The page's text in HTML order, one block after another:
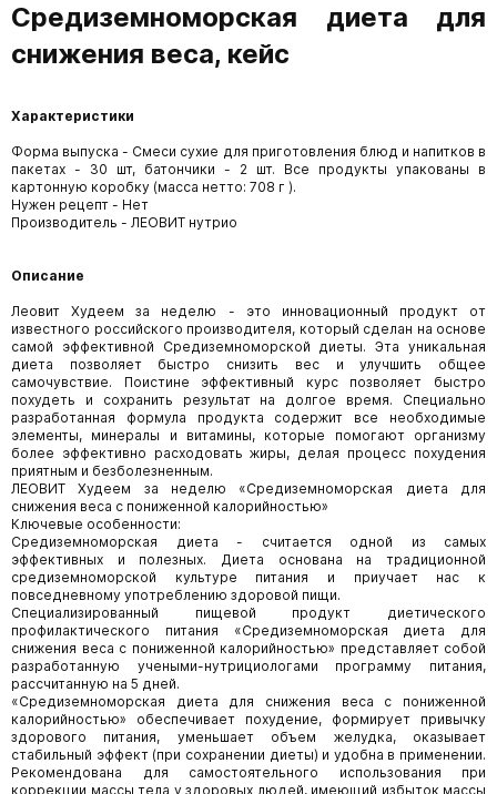
Средиземноморская диета для
снижения веса, кейс
Характеристики
Форма выпуска - Смеси сухие для приготовления блюд и напитков в
пакетах - 30 шт, батончики - 2 шт. Все продукты упакованы в
картонную коробку (масса нетто: 708 г ).
Нужен рецепт - Нет
Производитель - ЛЕОВИТ нутрио
Описание
Леовит Худеем за неделю - это инновационный продукт от
известного российского производителя, который сделан на основе
самой эффективной Средиземноморской диеты. Эта уникальная
диета позволяет быстро снизить вес и улучшить общее
самочувствие. Поистине эффективный курс позволяет быстро
похудеть и сохранить результат на долгое время. Специально
разработанная формула продукта содержит все необходимые
элементы, минералы и витамины, которые помогают организму
более эффективно расходовать жиры, делая процесс похудения
приятным и безболезненным.
ЛЕОВИТ Худеем за неделю «Средиземноморская диета для
снижения веса с пониженной калорийностью»
Ключевые особенности:
Средиземноморская диета - считается одной из самых
эффективных и полезных. Диета основана на традиционной
средиземноморской культуре питания и приучает нас к
повседневному употреблению здоровой пищи.
Специализированный пищевой продукт диетического
профилактического питания «Средиземноморская диета для
снижения веса с пониженной калорийностью» представляет собой
разработанную учеными-нутрициологами программу питания,
рассчитанную на 5 дней.
«Средиземноморская диета для снижения веса с пониженной
калорийностью» обеспечивает похудение, формирует привычку
здорового питания, уменьшает объем желудка, оказывает
стабильный эффект (при сохранении диеты) и удобна в применении.
Рекомендована для самостоятельного использования при
коррекции массы тела у здоровых людей, имеющий избыток массы